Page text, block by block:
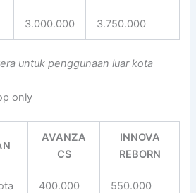
3.000.000 3.750.000
untuk penggunaan luar kota
only
AVANZA
CS
INNOVA
REBORN
400.000 550.000